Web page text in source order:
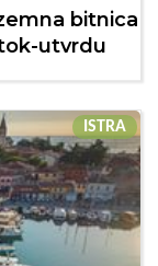
bitnica
utvrdu
ISTRA